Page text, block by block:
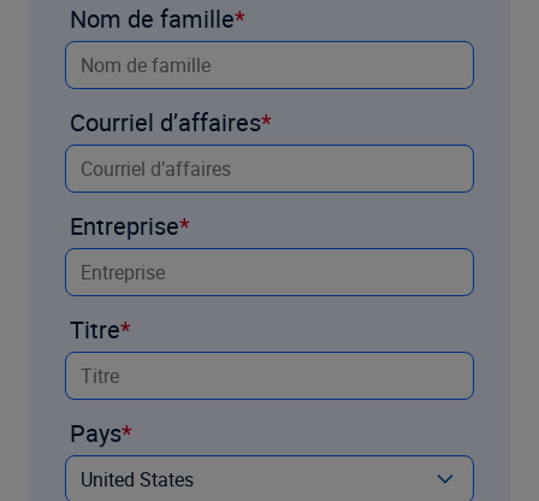
Nom de famille
Courriel d’affaires
Entreprise
Titre
Pays